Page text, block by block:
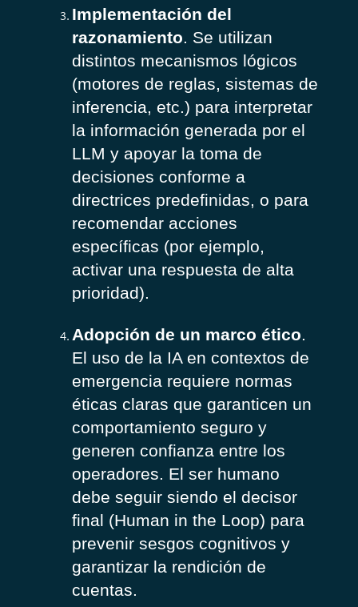
Implementación del
razonamiento. Se utilizan
distintos mecanismos lógicos
(motores de reglas, sistemas de
inferencia, etc.) para interpretar
la información generada por el
LLM y apoyar la toma de
decisiones conforme a
directrices predefinidas, o para
recomendar acciones
específicas (por ejemplo,
activar una respuesta de alta
prioridad).
Adopción de un marco ético.
El uso de la IA en contextos de
emergencia requiere normas
éticas claras que garanticen un
comportamiento seguro y
generen confianza entre los
operadores. El ser humano
debe seguir siendo el decisor
final (Human in the Loop) para
prevenir sesgos cognitivos y
garantizar la rendición de
cuentas.